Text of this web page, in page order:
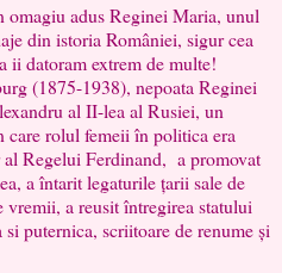
adus Reginei Maria, unul
din istoria României, sigur cea
ii datoram extrem de multe!
(1875-1938), nepoata Reginei
al II-lea al Rusiei, un
care rolul femeii în politica era
Regelui Ferdinand, a promovat
a întarit legaturile țarii sale de
a reusit întregirea statului
puternica, scriitoare de renume și